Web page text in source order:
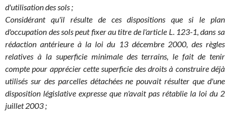
d'utilisation des sols ;
Considérant qu'il résulte de ces dispositions que si le plan
d'occupation des sols peut fixer au titre de l'article L. 123-1, dans sa
rédaction antérieure à la loi du 13 décembre 2000, des règles
relatives à la superficie minimale des terrains, le fait de tenir
compte pour apprécier cette superficie des droits à construire déjà
utilisés sur des parcelles détachées ne pouvait résulter que d'une
disposition législative expresse que n'avait pas rétablie la loi du 2
juillet 2003 ;